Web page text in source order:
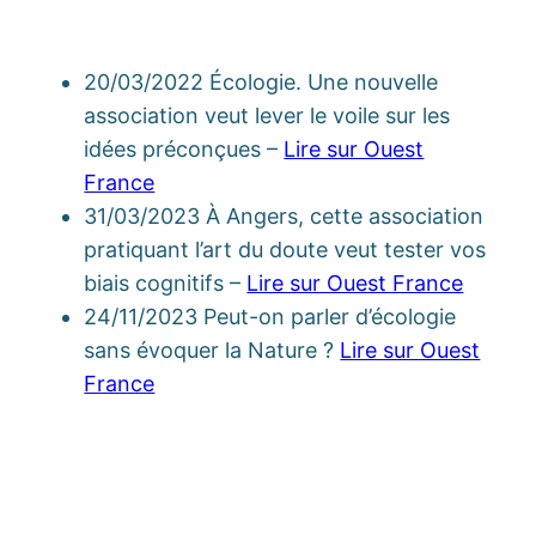
20/03/2022 Écologie. Une nouvelle
association veut lever le voile sur les
idées préconçues – Lire sur Ouest
France
31/03/2023 À Angers, cette association
pratiquant l’art du doute veut tester vos
biais cognitifs – Lire sur Ouest France
24/11/2023 Peut-on parler d’écologie
sans évoquer la Nature ? Lire sur Ouest
France